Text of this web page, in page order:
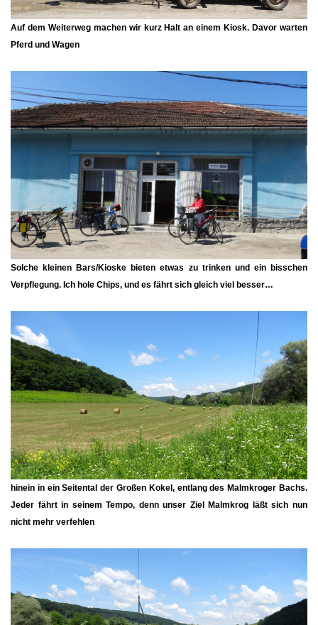
Auf dem Weiterweg machen wir kurz Halt an einem Kiosk. Davor warten
Pferd und Wagen
Solche kleinen Bars/Kioske bieten etwas zu trinken und ein bisschen
Verpflegung. Ich hole Chips, und es fährt sich gleich viel besser…
hinein in ein Seitental der Großen Kokel, entlang des Malmkroger Bachs.
Jeder fährt in seinem Tempo, denn unser Ziel Malmkrog läßt sich nun
nicht mehr verfehlen